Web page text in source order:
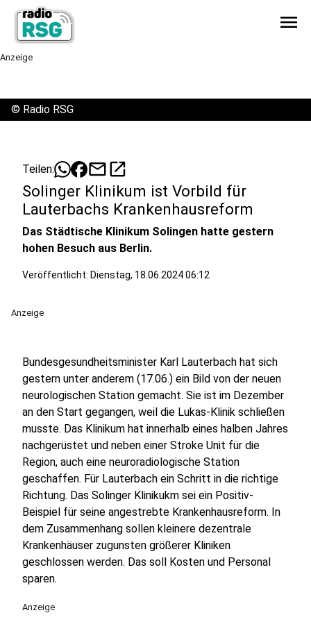
menu
Anzeige
© Radio RSG
Teilen: mailopen_in_new
Solinger Klinikum ist Vorbild für
Lauterbachs Krankenhausreform
Das Städtische Klinikum Solingen hatte gestern
hohen Besuch aus Berlin.
Veröffentlicht: Dienstag, 18.06.2024 06:12
Anzeige
Bundesgesundheitsminister Karl Lauterbach hat sich
gestern unter anderem (17.06.) ein Bild von der neuen
neurologischen Station gemacht. Sie ist im Dezember
an den Start gegangen, weil die Lukas-Klinik schließen
musste. Das Klinikum hat innerhalb eines halben Jahres
nachgerüstet und neben einer Stroke Unit für die
Region, auch eine neuroradiologische Station
geschaffen. Für Lauterbach ein Schritt in die richtige
Richtung. Das Solinger Klinikukm sei ein Positiv-
Beispiel für seine angestrebte Krankenhausreform. In
dem Zusammenhang sollen kleinere dezentrale
Krankenhäuser zugunsten größerer Kliniken
geschlossen werden. Das soll Kosten und Personal
sparen.
Anzeige